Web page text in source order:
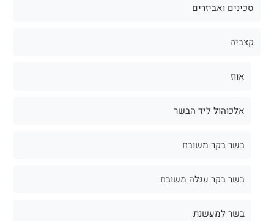
סכינים ואביזרים
קצביה
אווז
אלכוהול ליד הבשר
בשר בקר משובח
בשר בקר עגלה משובח
בשר למעשנת